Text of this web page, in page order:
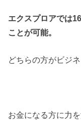
エクスプロアでは
ことが可能。
どちらの方がビジ
お金になる方に力